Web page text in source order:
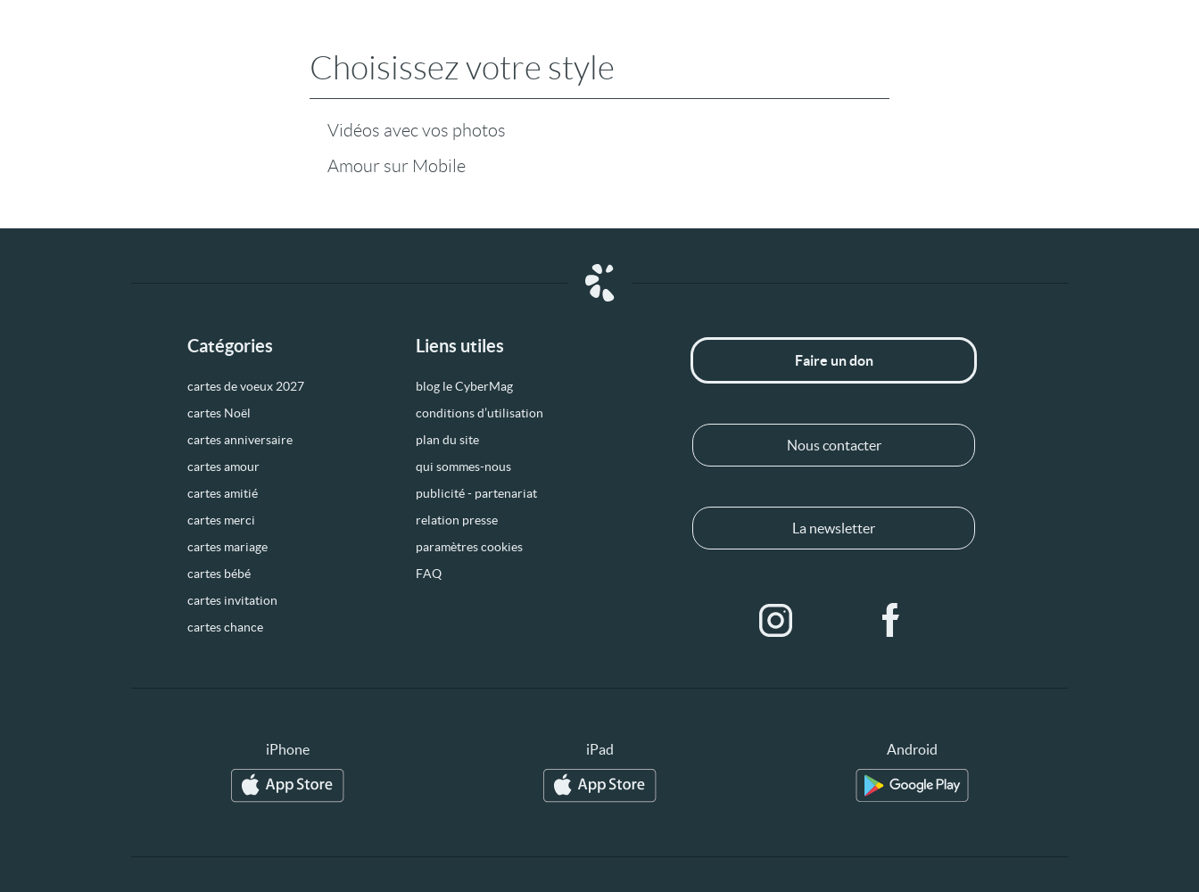
Choisissez votre style
Vidéos avec vos photos
Amour sur Mobile
Catégories
cartes de voeux 2027
cartes Noël
cartes anniversaire
cartes amour
cartes amitié
cartes merci
cartes mariage
cartes bébé
cartes invitation
cartes chance
Liens utiles
blog le CyberMag
conditions d’utilisation
plan du site
qui sommes-nous
publicité - partenariat
relation presse
paramètres cookies
FAQ
Faire un don
Nous contacter
La newsletter
iPhone iPad Android